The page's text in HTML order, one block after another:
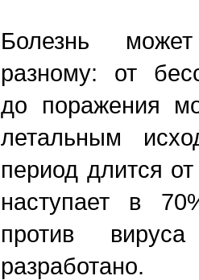
Болезнь
разному: от
до поражения
летальным
период длится
наступает в
против
разработано.